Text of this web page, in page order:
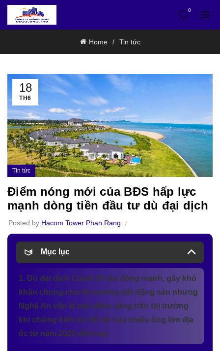
0
Home Tin tức
18
TH6
Tin tức
Điểm nóng mới của BĐS hấp lực
mạnh dòng tiền đầu tư dù đại dịch
Posted by Hacom Tower Phan Rang
Mục lục
1. Dù đại dịch Covid-19 tác động mạnh, gây khó
khăn chung cho thị trường bất động sản nhưng
Nghệ An vẫn là một điểm sáng trên thị trường
khi chứng kiến sự đổ bộ của nhiều ông lớn địa
ốc từ năm 2020 đến nay.